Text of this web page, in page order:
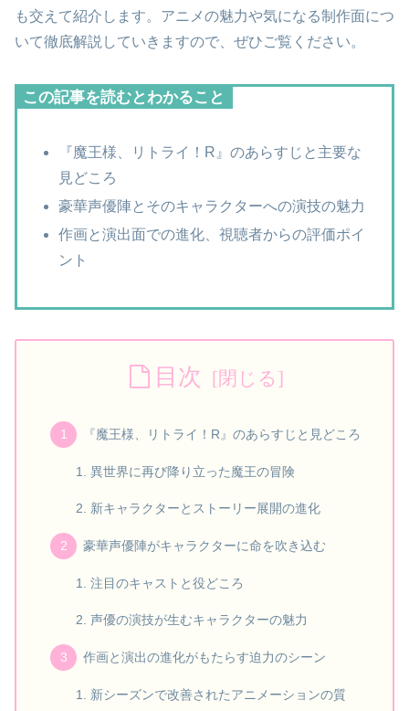
も交えて紹介します。アニメの魅力や気になる制作面につ
いて徹底解説していきますので、ぜひご覧ください。
この記事を読むとわかること
『魔王様、リトライ！R』のあらすじと主要な
見どころ
豪華声優陣とそのキャラクターへの演技の魅力
作画と演出面での進化、視聴者からの評価ポイ
ント
目次
『魔王様、リトライ！R』のあらすじと見どころ
異世界に再び降り立った魔王の冒険
新キャラクターとストーリー展開の進化
豪華声優陣がキャラクターに命を吹き込む
注目のキャストと役どころ
声優の演技が生むキャラクターの魅力
作画と演出の進化がもたらす迫力のシーン
新シーズンで改善されたアニメーションの質